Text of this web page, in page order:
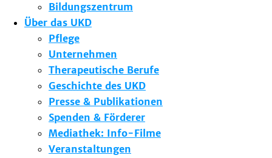
Bildungszentrum
Über das UKD
Pflege
Unternehmen
Therapeutische Berufe
Geschichte des UKD
Presse & Publikationen
Spenden & Förderer
Mediathek: Info-Filme
Veranstaltungen